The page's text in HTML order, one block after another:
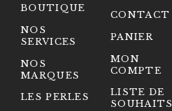
BOUTIQUE
NOS
SERVICES
NOS
MARQUES
LES PERLES
CONTACT
PANIER
MON
COMPTE
LISTE DE
SOUHAITS